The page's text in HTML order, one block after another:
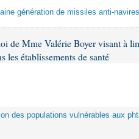
génération de missiles anti-
de Mme Valérie Boyer visant à
les établissements de santé
des populations vulnérables aux